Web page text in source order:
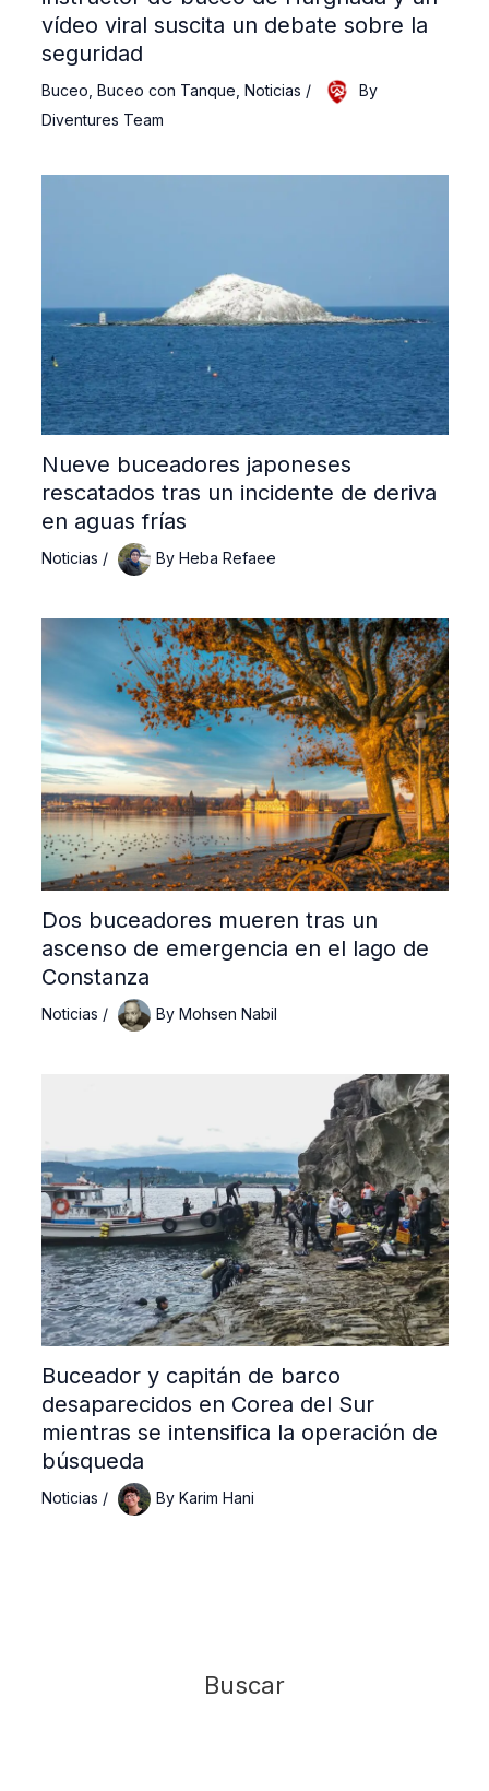
vídeo viral suscita un debate sobre la
seguridad
Buceo Buceo con Tanque Noticias /
By
Diventures Team
Nueve buceadores japoneses
rescatados tras un incidente de deriva
en aguas frías
Noticias / By Heba Refaee
Dos buceadores mueren tras un
ascenso de emergencia en el lago de
Constanza
Noticias / By Mohsen Nabil
Buceador y capitán de barco
desaparecidos en Corea del Sur
mientras se intensifica la operación de
búsqueda
Noticias / By Karim Hani
Buscar